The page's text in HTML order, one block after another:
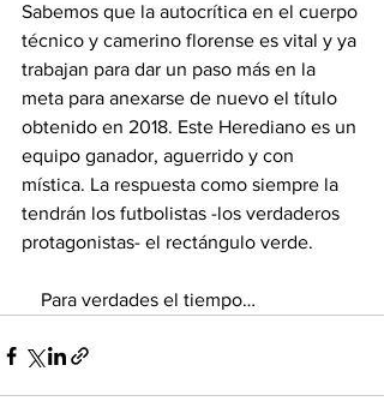
Sabemos que la autocrítica en el cuerpo
técnico y camerino florense es vital y ya
trabajan para dar un paso más en la
meta para anexarse de nuevo el título
obtenido en 2018. Este Herediano es un
equipo ganador, aguerrido y con
mística. La respuesta como siempre la
tendrán los futbolistas -los verdaderos
protagonistas- el rectángulo verde.
    Para verdades el tiempo…